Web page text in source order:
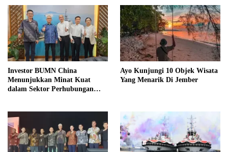
Investor BUMN China
Menunjukkan Minat Kuat
dalam Sektor Perhubungan
Ayo Kunjungi 10 Objek Wisata
Yang Menarik Di Jember